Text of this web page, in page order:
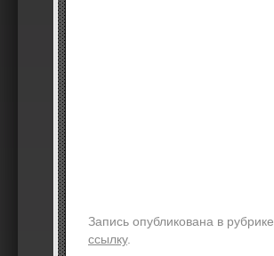
Запись опубликована в рубрике
ссылку.